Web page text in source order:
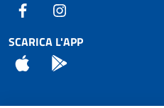
Facebook
SCARICA L'APP
App Store